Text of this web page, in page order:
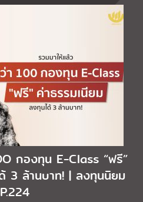
กองทุน E-Class “ฟรี”
3 ล้านบาท! | ลงทุนนิยม